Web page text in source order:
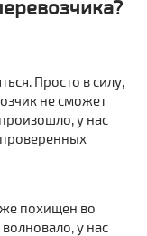
Просто в силу,
не сможет
у нас
похищен во
у нас